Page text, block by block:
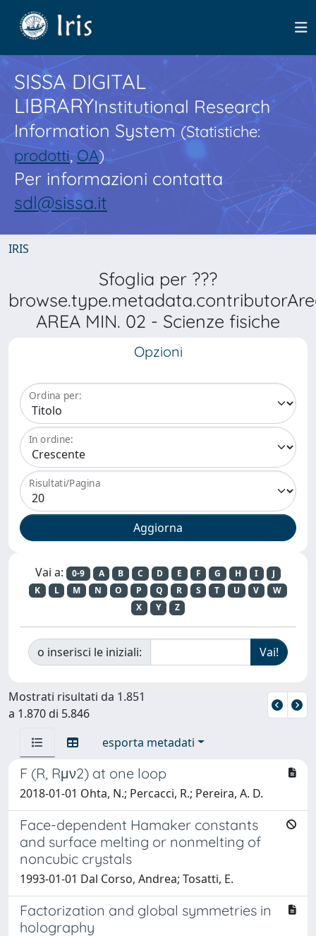
SISSA DIGITAL
LIBRARYInstitutional Research
Information System(Statistiche:
prodotti,OA)
Per informazioni contatta
sdl@sissa.it
IRIS
Sfoglia per ???
AREA MIN. 02 - Scienze fisiche
Opzioni
Ordina per:
In ordine:
Risultati/Pagina
Vai a: 0-9 A B C D E F G H I
J
K
L M N O P Q R S T U V
W
X
Y Z
o inserisci le iniziali:
Mostrati risultati da 1.851
a 1.870 di 5.846
esporta metadati
F (R, Rμν2) at one loop
2018-01-01 Ohta, N.; Percacci, R.; Pereira, A. D.
Face-dependent Hamaker constants
and surface melting or nonmelting of
noncubic crystals
1993-01-01 Dal Corso, Andrea; Tosatti, E.
Factorization and global symmetries in
holography